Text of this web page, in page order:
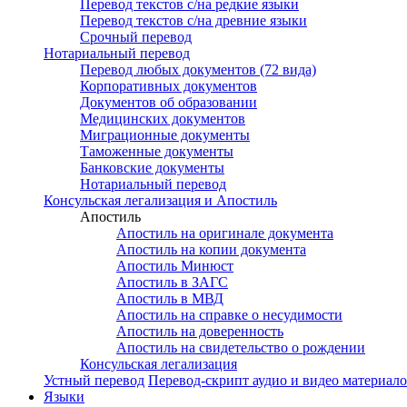
Перевод текстов с/на редкие языки
Перевод текстов с/на древние языки
Срочный перевод
Нотариальный перевод
Перевод любых документов (72 вида)
Корпоративных документов
Документов об образовании
Медицинских документов
Миграционные документы
Таможенные документы
Банковские документы
Нотариальный перевод
Консульская легализация и Апостиль
Апостиль
Апостиль на оригинале документа
Апостиль на копии документа
Апостиль Минюст
Апостиль в ЗАГС
Апостиль в МВД
Апостиль на справке о несудимости
Апостиль на доверенность
Апостиль на свидетельство о рождении
Консульская легализация
Устный перевод Перевод-скрипт аудио и видео
Языки